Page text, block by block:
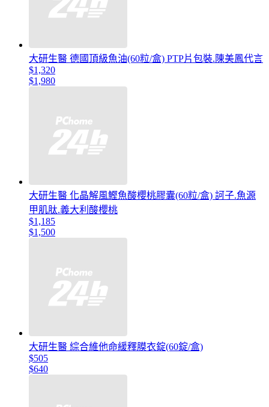
大研生醫 德國頂級魚油(60粒/盒) PTP片包裝.陳美鳳代言
$1,320
$1,980
大研生醫 化晶解風鰹魚酸櫻桃膠囊(60粒/盒) 訶子.魚源
甲肌肽.義大利酸櫻桃
$1,185
$1,500
大研生醫 綜合維他命緩釋膜衣錠(60錠/盒)
$505
$640